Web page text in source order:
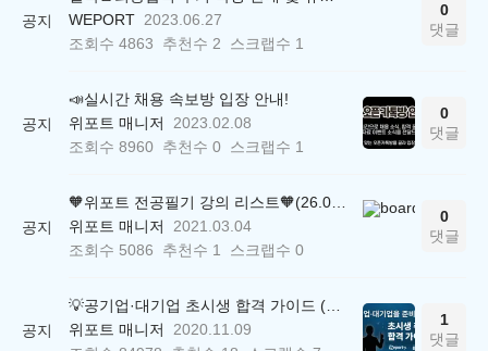
공지
WEPORT 2023.06.27
조회수 4863 추천수 2 스크랩수 1
0
댓글
공지
📣실시간 채용 속보방 입장 안내!
위포트 매니저
2023.02.08
조회수 8960 추천수 0 스크랩수 1
0
댓글
공지
위포트 매니저
2021.03.04
조회수 5086 추천수 1 스크랩수 0
0
댓글
공지
위포트 매니저
2020.11.09
1
댓글